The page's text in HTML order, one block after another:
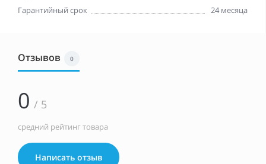
Гарантийный срок 24 месяца
Отзывов 0
0 / 5
средний рейтинг товара
Написать отзыв